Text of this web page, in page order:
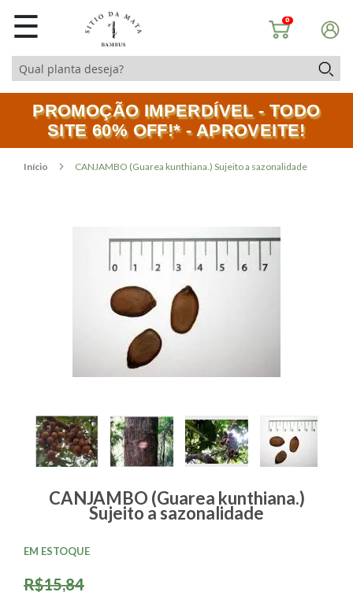
☰ 0
PROMOÇÃO IMPERDÍVEL - TODO
SITE 60% OFF!* - APROVEITE!
Início CANJAMBO (Guarea kunthiana.) Sujeito a sazonalidade
CANJAMBO (Guarea kunthiana.)
Sujeito a sazonalidade
R$15,84
EM ESTOQUE